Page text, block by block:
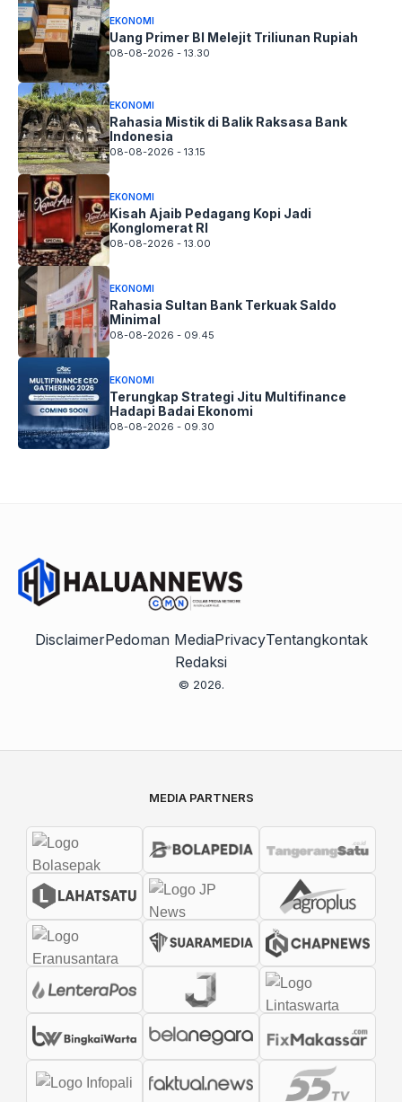
EKONOMI
Uang Primer BI Melejit Triliunan Rupiah
08-08-2026 - 13.30
EKONOMI
Rahasia Mistik di Balik Raksasa Bank
Indonesia
08-08-2026 - 13.15
EKONOMI
Kisah Ajaib Pedagang Kopi Jadi
Konglomerat RI
08-08-2026 - 13.00
EKONOMI
Rahasia Sultan Bank Terkuak Saldo
Minimal
08-08-2026 - 09.45
EKONOMI
Terungkap Strategi Jitu Multifinance
Hadapi Badai Ekonomi
08-08-2026 - 09.30
DisclaimerPedoman MediaPrivacyTentangkontak
Redaksi
© 2026.
MEDIA PARTNERS